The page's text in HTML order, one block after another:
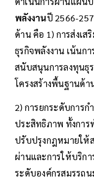
พลังงานปี 2566-
ด้าน คือ 1) การส่งเ
ธุรกิจพลังงาน เน้นก
สนับสนุนการลงทุนธุ
โครงสร้างพื้นฐานด้า
2) การยกระดับการ
ประสิทธิภาพ ทั้งกา
ปรับปรุงกฎหมายให้
ผ่านและการให้บริกา
ระดับองค์กรสมรรถ